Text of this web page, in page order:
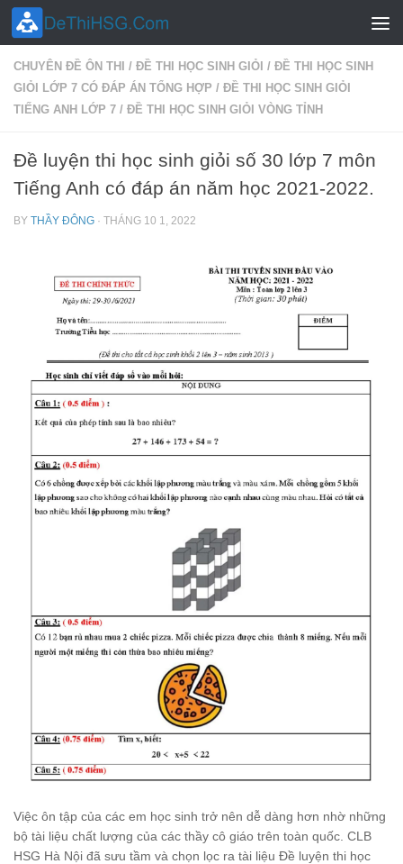
Skip to content
CHUYÊN ĐỀ ÔN THI / ĐỀ THI HỌC SINH GIỎI / ĐỀ THI HỌC SINH
GIỎI LỚP 7 CÓ ĐÁP ÁN TỔNG HỢP / ĐỀ THI HỌC SINH GIỎI
TIẾNG ANH LỚP 7 / ĐỀ THI HỌC SINH GIỎI VÒNG TỈNH
Đề luyện thi học sinh giỏi số 30 lớp 7 môn
Tiếng Anh có đáp án năm học 2021-2022.
BY THẦY ĐÔNG · THÁNG 10 1, 2022
Việc ôn tập của các em học sinh trở nên dễ dàng hơn nhờ những
bộ tài liệu chất lượng của các thầy cô giáo trên toàn quốc. CLB
HSG Hà Nội đã sưu tầm và chọn lọc ra tài liệu Đề luyện thi học